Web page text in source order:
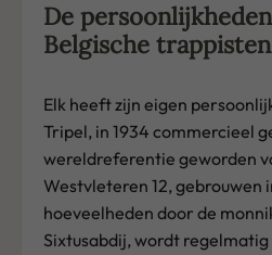
De
Belgische trappisten
Elk heeft zijn eigen
Tripel, in 1934 commercieel
wereldreferentie geworden
Westvleteren 12, gebrouwen
hoeveelheden door de
Sixtusabdij, wordt